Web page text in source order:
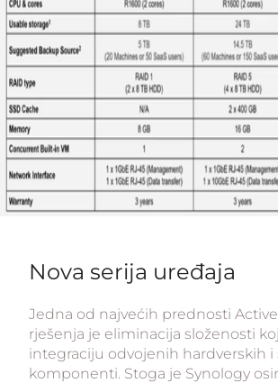
Nova serija uređaja
Jedna od najvećih prednosti
rješenja je eliminacija složenosti
integraciju odvojenih hardverskih i
komponenti. Stoga je Synology